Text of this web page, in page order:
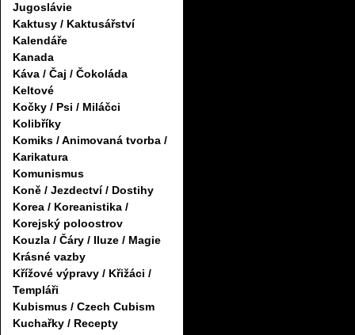
Jugoslávie
Kaktusy / Kaktusářství
Kalendáře
Kanada
Káva / Čaj / Čokoláda
Keltové
Kočky / Psi / Miláčci
Kolibříky
Komiks / Animovaná tvorba /
Karikatura
Komunismus
Koně / Jezdectví / Dostihy
Korea / Koreanistika /
Korejský poloostrov
Kouzla / Čáry / Iluze / Magie
Krásné vazby
Křížové výpravy / Křižáci /
Templáři
Kubismus / Czech Cubism
Kuchařky / Recepty